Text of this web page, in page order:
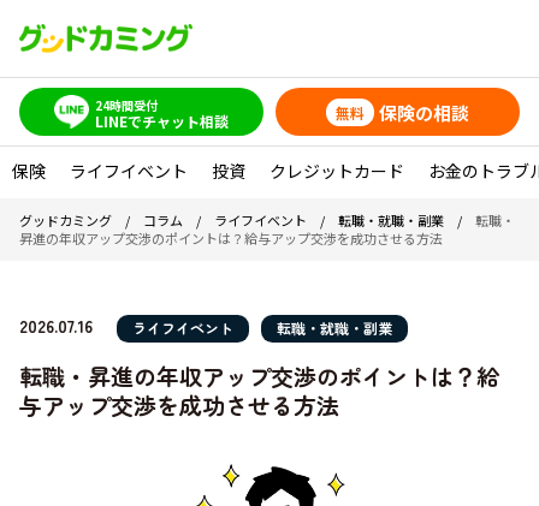
24時間受付
LINEでチャット相談 無料 保険の相談
保険 ライフイベント 投資 クレジットカード お金のトラブ
グッドカミング / コラム / ライフイベント / 転職・就職・副業 / 転職・
昇進の年収アップ交渉のポイントは？給与アップ交渉を成功させる方法
2026.07.16 ライフイベント 転職・就職・副業
転職・昇進の年収アップ交渉のポイントは？給
与アップ交渉を成功させる方法